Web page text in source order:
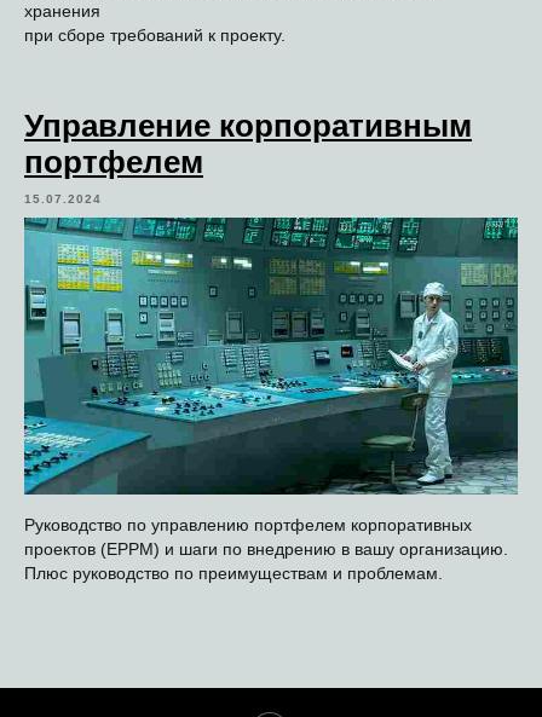
хранения
при сборе требований к проекту.
Управление корпоративным
портфелем
15.07.2024
Руководство по управлению портфелем корпоративных
проектов (EPPM) и шаги по внедрению в вашу организацию.
Плюс руководство по преимуществам и проблемам.